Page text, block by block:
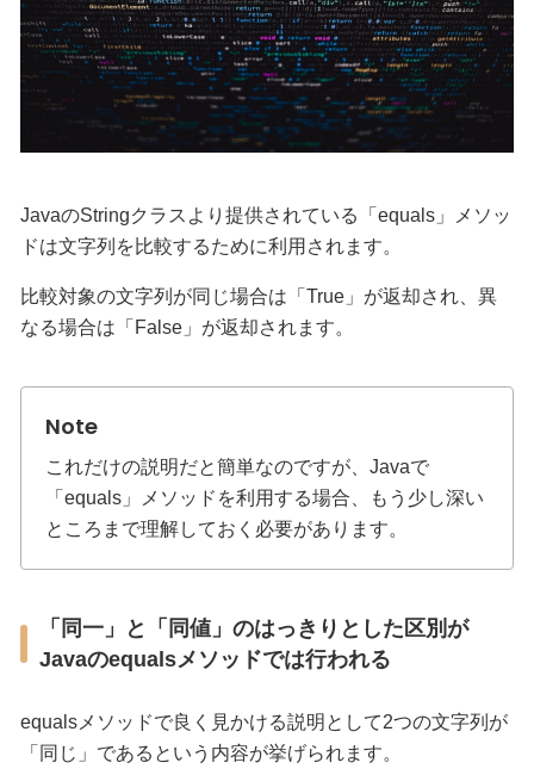
JavaのStringクラスより提供されている「equals」メソッ
ドは文字列を比較するために利用されます。
比較対象の文字列が同じ場合は「True」が返却され、異
なる場合は「False」が返却されます。
これだけの説明だと簡単なのですが、Javaで
「equals」メソッドを利用する場合、もう少し深い
ところまで理解しておく必要があります。
「同一」と「同値」のはっきりとした区別が
Javaのequalsメソッドでは行われる
equalsメソッドで良く見かける説明として2つの文字列が
「同じ」であるという内容が挙げられます。